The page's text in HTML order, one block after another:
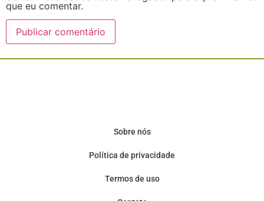
que eu comentar.
Sobre nós
Política de privacidade
Termos de uso